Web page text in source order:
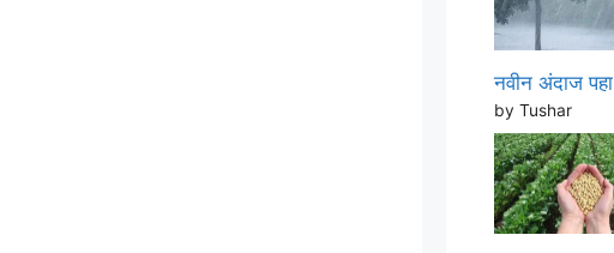
नवीन अंदाज पहा
by Tushar